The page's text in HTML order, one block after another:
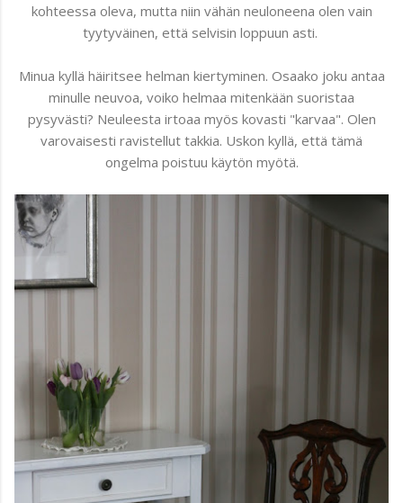
kohteessa oleva, mutta niin vähän neuloneena olen vain
tyytyväinen, että selvisin loppuun asti.
Minua kyllä häiritsee helman kiertyminen. Osaako joku antaa
minulle neuvoa, voiko helmaa mitenkään suoristaa
pysyvästi? Neuleesta irtoaa myös kovasti "karvaa". Olen
varovaisesti ravistellut takkia. Uskon kyllä, että tämä
ongelma poistuu käytön myötä.